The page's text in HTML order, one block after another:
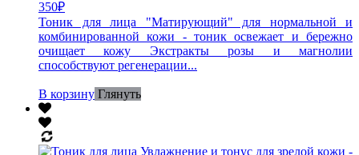
350₽
Тоник для лица "Матирующий" для нормальной и
комбинированной кожи - тоник освежает и бережно
очищает кожу Экстракты розы и магнолии
способствуют регенерации...
В корзину Глянуть